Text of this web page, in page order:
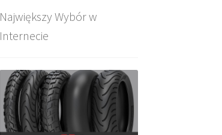
Największy Wybór w
Internecie